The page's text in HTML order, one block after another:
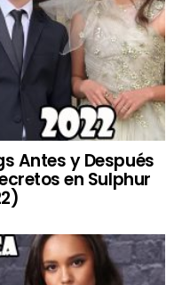
Antes y Después
en Sulphur